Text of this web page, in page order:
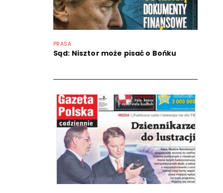
PRASA
Sąd: Nisztor może pisać o Bońku